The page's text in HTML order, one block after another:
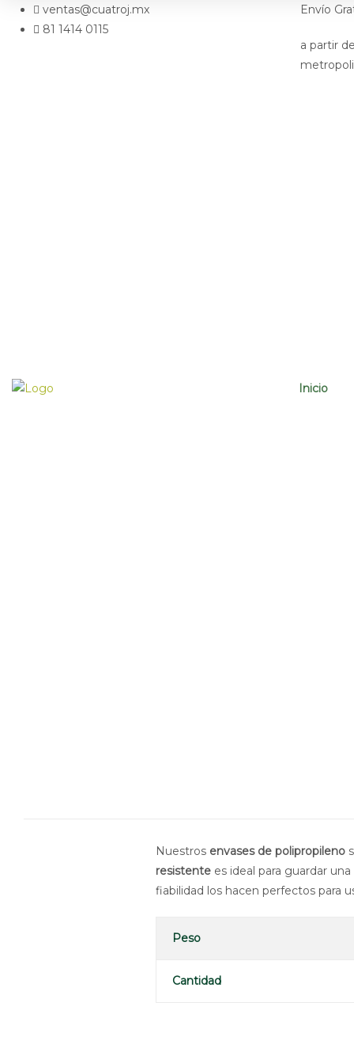
ventas@cuatroj.mx
81 1414 0115
Envío
a partir
Inicio
Nuestros envases de polipropileno
resistente es ideal para guardar
fiabilidad los hacen perfectos para
Peso
Cantidad